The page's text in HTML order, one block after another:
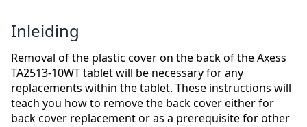
Inleiding
Removal of the plastic cover on the back of the Axess
TA2513-10WT tablet will be necessary for any
replacements within the tablet. These instructions will
teach you how to remove the back cover either for
back cover replacement or as a prerequisite for other